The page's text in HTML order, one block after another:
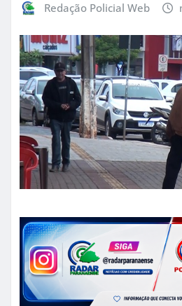
Redação Policial Web